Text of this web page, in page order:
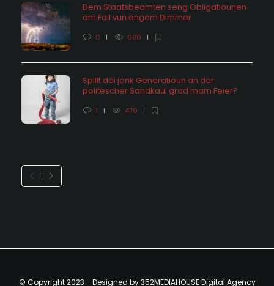
Dem Staatsbeamten seng Obligatiounen
am Fall vun engem Dimmer
0 680
Spillt déi jonk Generatioun an der
politescher Sandkaul grad mam Feier?
1 470
© Copyright 2023 - Designed by 352MEDIAHOUSE Digital Agency